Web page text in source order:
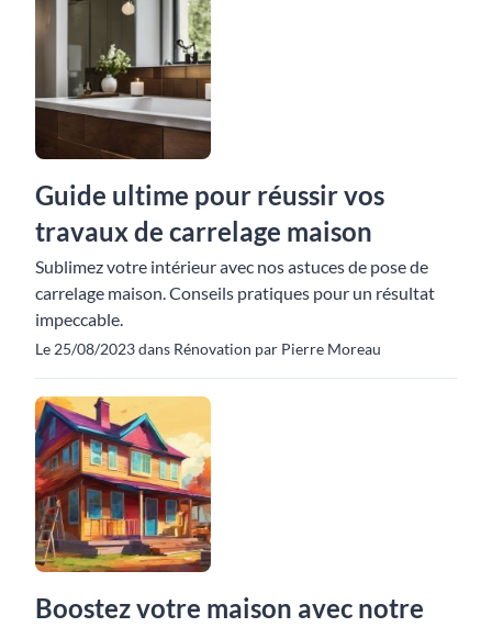
Guide ultime pour réussir vos
travaux de carrelage maison
Sublimez votre intérieur avec nos astuces de pose de
carrelage maison. Conseils pratiques pour un résultat
impeccable.
Le 25/08/2023 dans Rénovation par Pierre Moreau
Boostez votre maison avec notre